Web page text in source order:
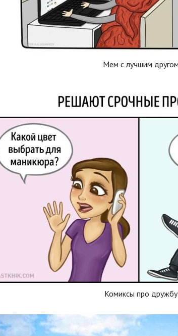
Мем с лучшим
Комиксы про дружбу